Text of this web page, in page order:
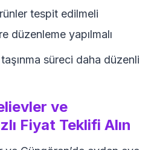
tespit edilmeli
düzenleme yapılmalı
süreci daha düzenli
ve
Fiyat Teklifi Alın